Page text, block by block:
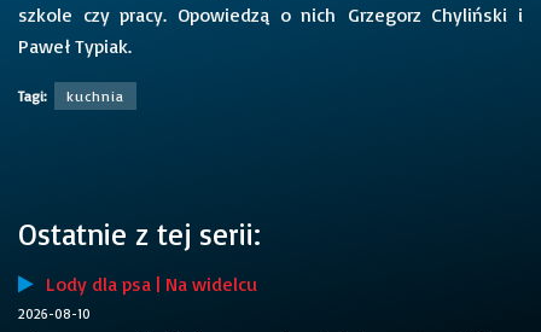
szkole czy pracy. Opowiedzą o nich Grzegorz Chyliński i
Paweł Typiak.
Tagi: kuchnia
Ostatnie z tej serii:
Lody dla psa | Na widelcu
2026-08-10